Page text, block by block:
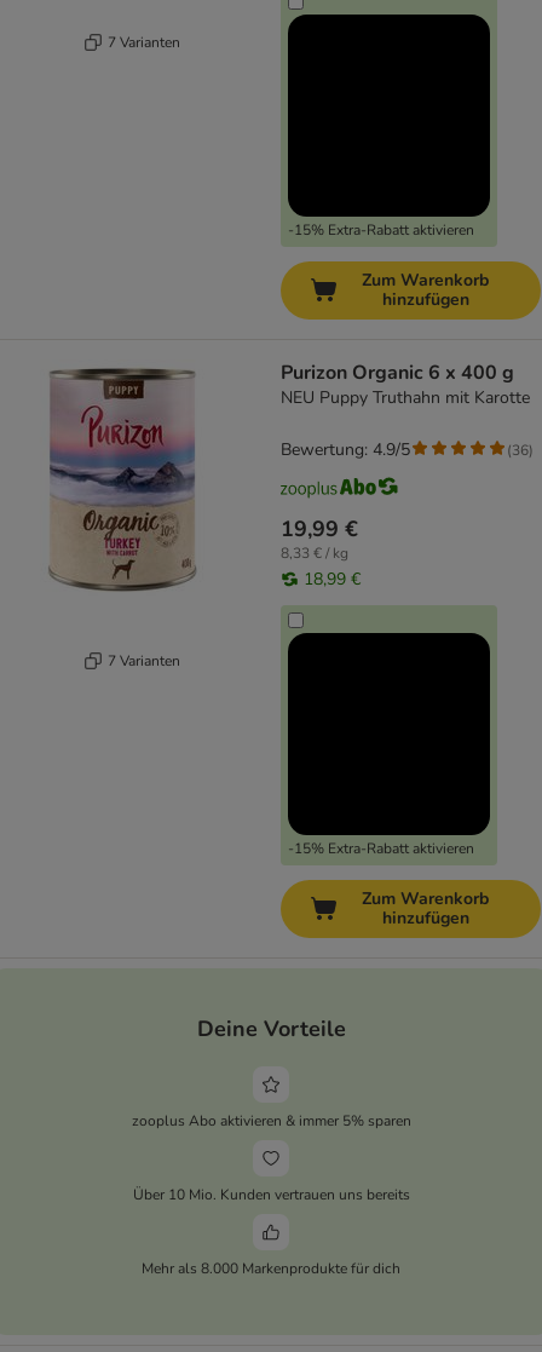
7 Varianten
-15% Extra-Rabatt aktivieren
Zum Warenkorb
hinzufügen
7 Varianten
Purizon Organic 6 x 400 g
NEU Puppy Truthahn mit Karotte
19,99 €
8,33 € / kg
18,99 €
-15% Extra-Rabatt aktivieren
Bewertung: 4.9/5 (36)
Zum Warenkorb
hinzufügen
Deine Vorteile
zooplus Abo aktivieren & immer 5% sparen
Über 10 Mio. Kunden vertrauen uns bereits
Mehr als 8.000 Markenprodukte für dich